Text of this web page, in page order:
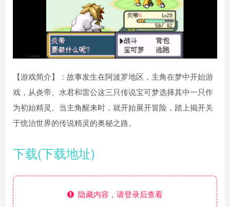
【游戏简介】：故事发生在阿波罗地区，主角在梦中开始游
戏，从炎帝、水君和雷公这三只传说宝可梦选择其中一只作
为初始精灵。当主角醒来时，就开始展开冒险，踏上揭开关
于统治世界的传说精灵的奥秘之路。
下载(下载地址)
隐藏内容，请登录后查看